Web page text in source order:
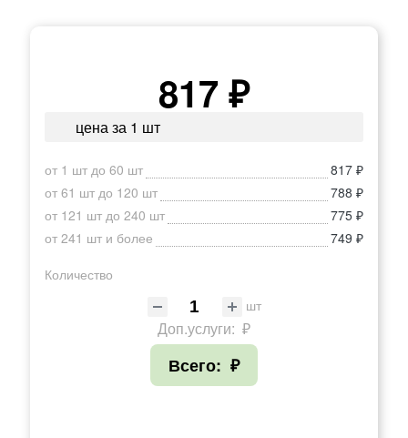
817 ₽
цена за 1 шт
от 1 шт до 60 шт
817 ₽
от 61 шт до 120 шт
788 ₽
от 121 шт до 240 шт
775 ₽
от 241 шт и более
749 ₽
Количество
шт
Доп.услуги: ₽
Всего: ₽